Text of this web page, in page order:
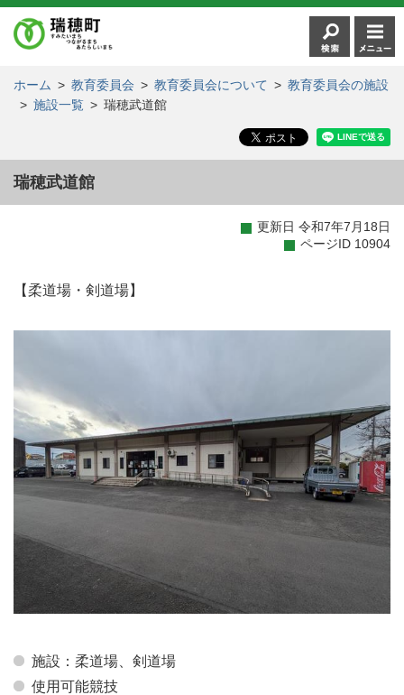
ホーム > 教育委員会 > 教育委員会について > 教育委員会の施設
> 施設一覧 > 瑞穂武道館
瑞穂武道館
更新日 令和7年7月18日
ページID 10904
【柔道場・剣道場】
施設：柔道場、剣道場
使用可能競技